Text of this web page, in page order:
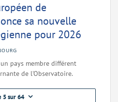
de
sa nouvelle
pour 2026
pays membre différent
de l'Observatoire.
5 sur 64